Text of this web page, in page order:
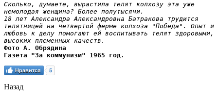
Сколько, думаете, вырастила телят колхозу эта уже
немолодая женщина? Более полутысячи.
18 лет Александра Александровна Батракова трудится
телятницей на четвертой ферме колхоза "Победа". Опыт и
любовь к делу помогают ей воспитывать телят здоровыми,
высоких племенных качеств.
Фото А. Обрядина
Газета "За коммунизм" 1965 год.
Нравится 5
Назад